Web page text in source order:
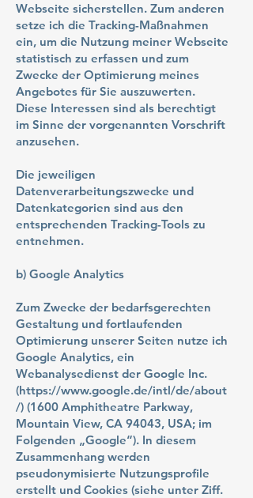
Webseite sicherstellen. Zum anderen
setze ich die Tracking-Maßnahmen
ein, um die Nutzung meiner Webseite
statistisch zu erfassen und zum
Zwecke der Optimierung meines
Angebotes für Sie auszuwerten.
Diese Interessen sind als berechtigt
im Sinne der vorgenannten Vorschrift
anzusehen.
Die jeweiligen
Datenverarbeitungszwecke und
Datenkategorien sind aus den
entsprechenden Tracking-Tools zu
entnehmen.
b) Google Analytics
Zum Zwecke der bedarfsgerechten
Gestaltung und fortlaufenden
Optimierung unserer Seiten nutze ich
Google Analytics, ein
Webanalysedienst der Google Inc.
(https://www.google.de/intl/de/about
/) (1600 Amphitheatre Parkway,
Mountain View, CA 94043, USA; im
Folgenden „Google“). In diesem
Zusammenhang werden
pseudonymisierte Nutzungsprofile
erstellt und Cookies (siehe unter Ziff.